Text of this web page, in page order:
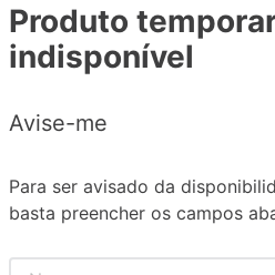
Produto
indisponível
Avise-me
Para ser avisado da
basta preencher os campos